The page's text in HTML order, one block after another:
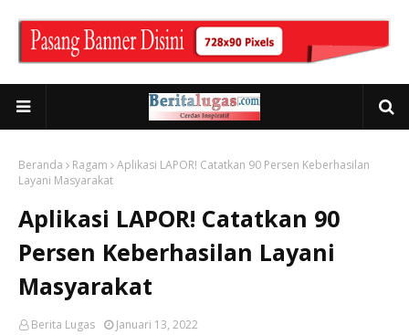
Beranda Ragam
Aplikasi LAPOR! Catatkan 90 Persen Keberhasilan
Layani Masyarakat
Aplikasi LAPOR! Catatkan 90
Persen Keberhasilan Layani
Masyarakat
Berita Lugas Januari 13, 2022